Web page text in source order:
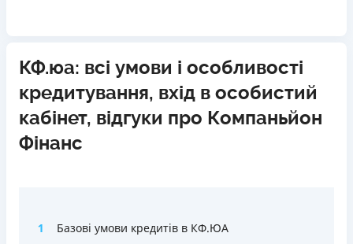
КФ.юа: всі умови і особливості
кредитування, вхід в особистий
кабінет, відгуки про Компаньйон
Фінанс
1
Базові умови кредитів в КФ.ЮА